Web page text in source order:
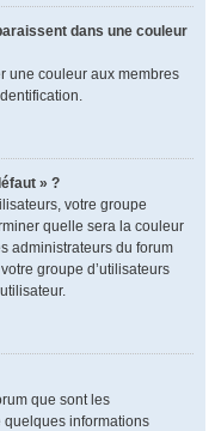
dans une couleur
une couleur aux membres
» ?
votre groupe
quelle sera la couleur
administrateurs du forum
groupe d’utilisateurs
que sont les
quelques informations